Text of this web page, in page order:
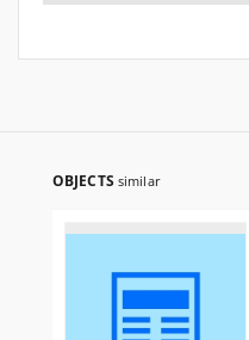
OBJECTS similar